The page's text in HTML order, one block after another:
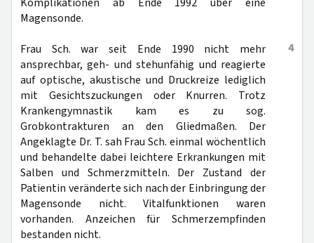
Magensonde.
4
Frau Sch. war seit Ende 1990 nicht mehr
ansprechbar, geh- und stehunfähig und reagierte
auf optische, akustische und Druckreize lediglich
mit Gesichtszuckungen oder Knurren. Trotz
Krankengymnastik kam es zu sog.
Grobkontrakturen an den Gliedmaßen. Der
Angeklagte Dr. T. sah Frau Sch. einmal wöchentlich
und behandelte dabei leichtere Erkrankungen mit
Salben und Schmerzmitteln. Der Zustand der
Patientin veränderte sich nach der Einbringung der
Magensonde nicht. Vitalfunktionen waren
vorhanden. Anzeichen für Schmerzempfinden
bestanden nicht.